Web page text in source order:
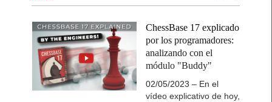
ChessBase 17 explicado
por los programadores:
analizando con el
módulo "Buddy"
02/05/2023 – En el
vídeo explicativo de hoy,